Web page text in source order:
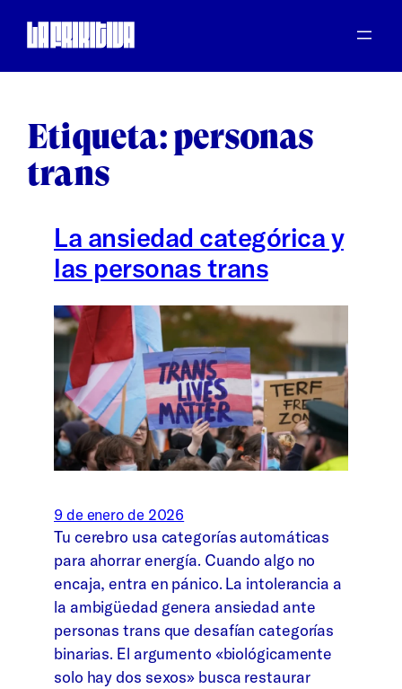
Etiqueta:personas
trans
La ansiedad categórica y
las personas trans
9 de enero de 2026
Tu cerebro usa categorías automáticas
para ahorrar energía. Cuando algo no
encaja, entra en pánico. La intolerancia a
la ambigüedad genera ansiedad ante
personas trans que desafían categorías
binarias. El argumento «biológicamente
solo hay dos sexos» busca restaurar